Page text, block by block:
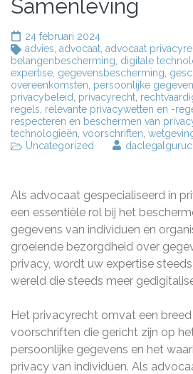
Samenleving
24 februari 2024
advies advocaat advocaat
belangenbescherming digitale
expertise gegevensbescherming
overeenkomsten persoonlijke
privacybeleid
privacyrecht
regels relevante privacywetten en -
respecteren en beschermen van
technologieën voorschriften
Uncategorized
Als advocaat gespecialiseerd in
een essentiële rol bij het
gegevens van individuen en
groeiende bezorgdheid over
privacy, wordt uw expertise
wereld die steeds meer
Het privacyrecht omvat een
voorschriften die gericht zijn op
persoonlijke gegevens en het
privacy van individuen. Als